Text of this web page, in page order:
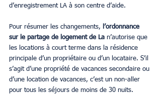
d’enregistrement LA à son centre d’aide.
Pour résumer les changements,
l’ordonnance
sur le partage de logement de La n’autorise que
les locations à court terme dans la résidence
principale d’un propriétaire ou d’un locataire. S’il
s’agit d’une propriété de vacances secondaire ou
d’une location de vacances, c’est un non-aller
pour tous les séjours de moins de 30 nuits.